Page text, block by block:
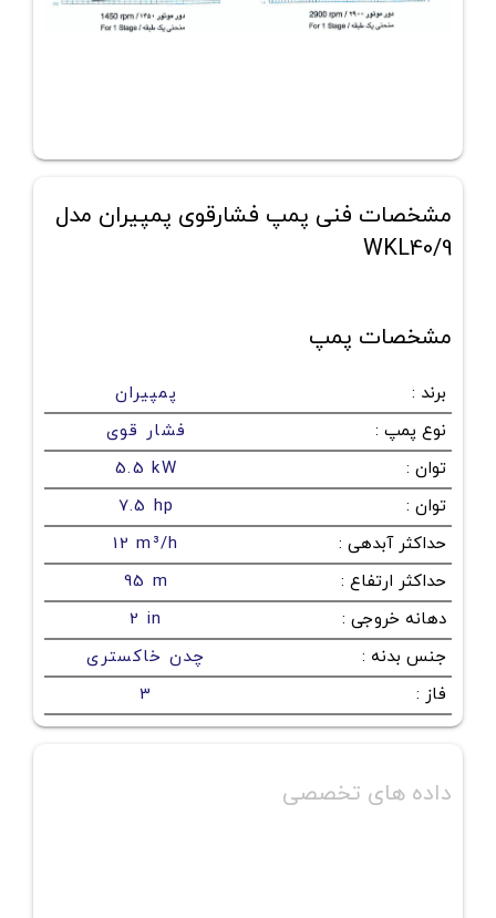
مشخصات فنی پمپ فشارقوی پمپیران مدل
WKL40/9
مشخصات پمپ
برند :
پمپیران
نوع پمپ :
فشار قوی
توان :
5.5 kW
توان :
7.5 hp
حداکثر آبدهی :
12 m³/h
حداکثر ارتفاع :
95 m
دهانه خروجی :
2 in
جنس بدنه :
چدن خاکستری
فاز :
3
داده های تخصصی